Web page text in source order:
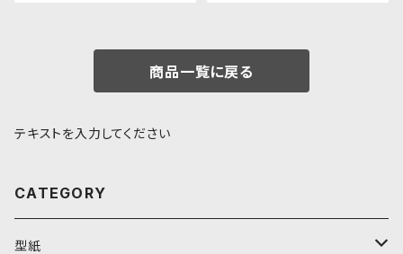
商品一覧に戻る
テキストを入力してください
CATEGORY
型紙